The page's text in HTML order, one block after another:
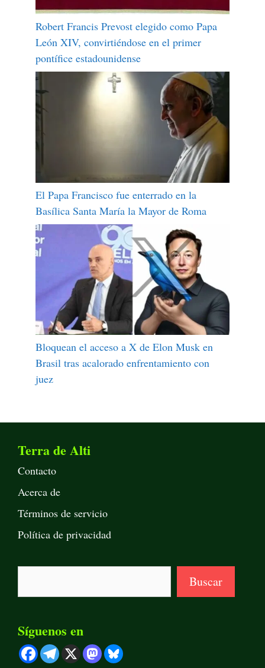
Robert Francis Prevost elegido como Papa
León XIV, convirtiéndose en el primer
pontífice estadounidense
El Papa Francisco fue enterrado en la
Basílica Santa María la Mayor de Roma
Bloquean el acceso a X de Elon Musk en
Brasil tras acalorado enfrentamiento con
juez
Terra de Alti
Contacto
Acerca de
Términos de servicio
Política de privacidad
Buscar
Síguenos en